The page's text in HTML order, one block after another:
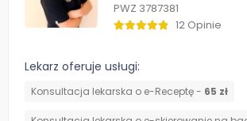
PWZ 3787381
12 Opinie
Lekarz oferuje usługi:
Konsultacja lekarska o e-Receptę - 65 zł